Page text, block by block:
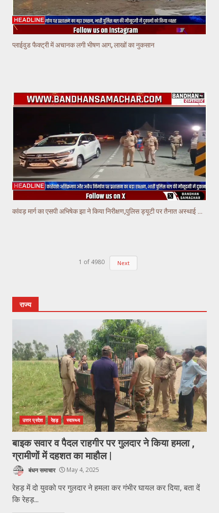
प्लाईवुड फैक्ट्री में अचानक लगी भीषण आग, लाखों का नुकसान
कांवड़ मार्ग का एसपी अभिषेक झा ने किया निरीक्षण,पुलिस ड्यूटी पर तैनात अस्थाई चौकियो का किया निरीक्षण
1 of 4980 Next
राज्य
उत्तर प्रदेश रेहड़ स्वास्थ्य
बाइक सवार व पैदल राहगीर पर गुलदार ने किया हमला ,
ग्रामीणों में दहशत का माहौल |
बंधन समाचार May 4, 2025
रेहड़ में दो युवको पर गुलदार ने हमला कर गंभीर घायल कर दिया, बता दें
कि रेहड़...